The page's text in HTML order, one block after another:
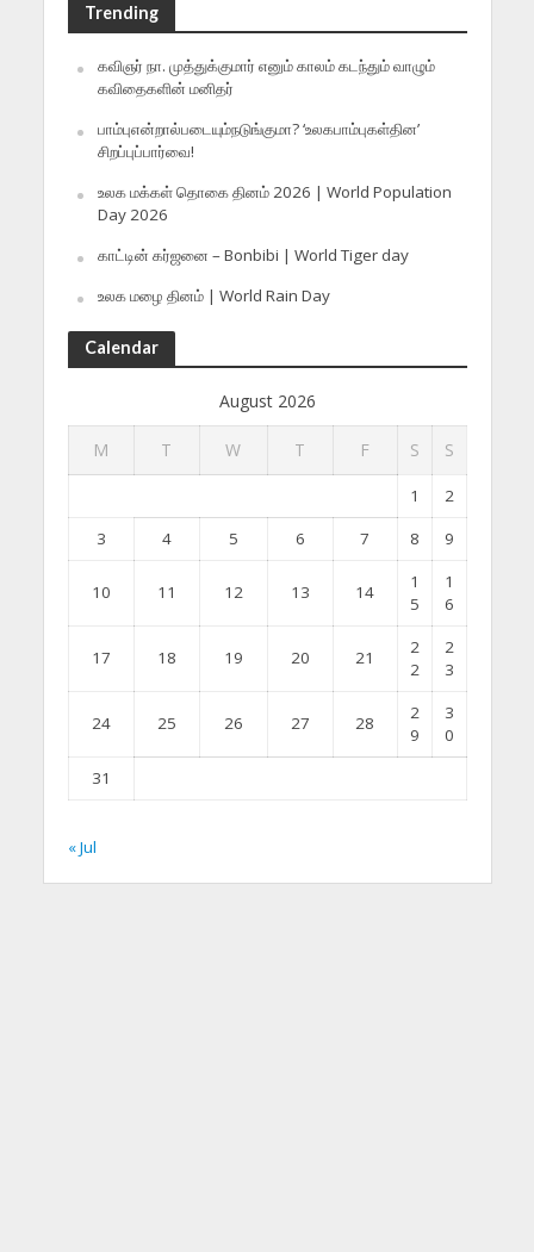
Trending
கவிஞர் நா. முத்துக்குமார் எனும் காலம் கடந்தும் வாழும்
கவிதைகளின் மனிதர்
பாம்புஎன்றால்படையும்நடுங்குமா? ‘உலகபாம்புகள்தின’
சிறப்புப்பார்வை!
உலக மக்கள் தொகை தினம் 2026 | World Population
Day 2026
காட்டின் கர்ஜனை – Bonbibi | World Tiger day
உலக மழை தினம் | World Rain Day
Calendar
August 2026
M T W T F S S
1
2
3
4 5 6 7 8 9
10 11 12 13 14
1
5
1
6
17 18 19 20 21
2
2
2
3
24 25 26 27 28
2
9
3
0
31
« Jul